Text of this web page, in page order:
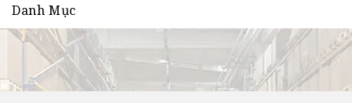
Danh Mục